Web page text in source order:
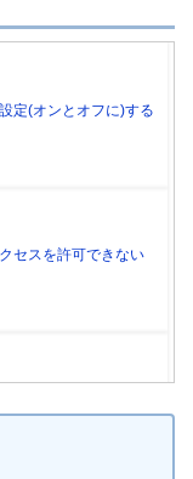
定(オンとオフに)する
セスを許可できない